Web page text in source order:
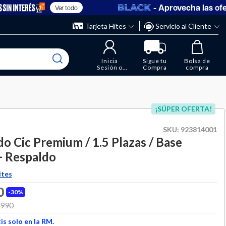
Ver todo - Aprovecha las
Servicio al Cliente
Tarjeta Hites
Inicia
Sesión o
Regístrate
Sigue tu
Compra
Bolsa de
compra
y elimina los que ya no necesitas.
¡SÚPER OFERTA!
SKU: 923814001
Cic Premium / 1.5 Plazas / Base
Respaldo
30%
to
solo en la RM.